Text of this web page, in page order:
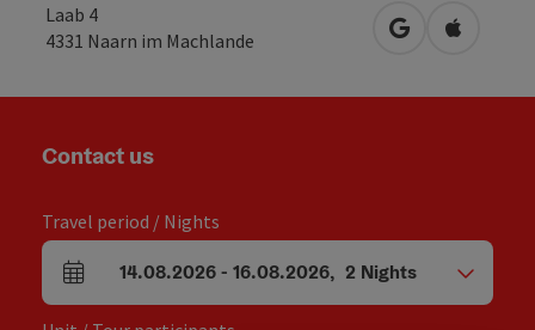
Laab 4
4331 Naarn im Machlande open inOpen in
Contact us
Travel period / Nights
arrival and departure fields
14.08.2026- 16.08.2026, 2 Nights